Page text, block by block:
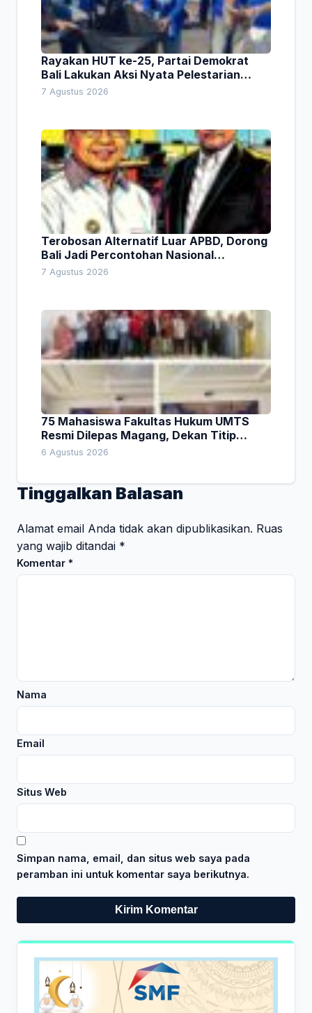
Rayakan HUT ke-25, Partai Demokrat
Bali Lakukan Aksi Nyata Pelestarian
Lingkungan
7 Agustus 2026
Terobosan Alternatif Luar APBD, Dorong
Bali Jadi Percontohan Nasional
Pembiayaan Daerah
7 Agustus 2026
75 Mahasiswa Fakultas Hukum UMTS
Resmi Dilepas Magang, Dekan Titip
Empat Pesan Penting
6 Agustus 2026
Tinggalkan Balasan
Alamat email Anda tidak akan dipublikasikan. Ruas
yang wajib ditandai *
Komentar *
Nama
Email
Situs Web
Simpan nama, email, dan situs web saya pada
peramban ini untuk komentar saya berikutnya.